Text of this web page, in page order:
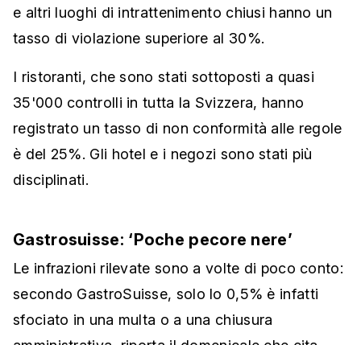
e altri luoghi di intrattenimento chiusi hanno un
tasso di violazione superiore al 30%.
I ristoranti, che sono stati sottoposti a quasi
35'000 controlli in tutta la Svizzera, hanno
registrato un tasso di non conformità alle regole
è del 25%. Gli hotel e i negozi sono stati più
disciplinati.
Gastrosuisse: ‘Poche pecore nere’
Le infrazioni rilevate sono a volte di poco conto:
secondo GastroSuisse, solo lo 0,5% è infatti
sfociato in una multa o a una chiusura